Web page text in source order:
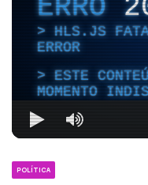
ERRO
HLS.JS
ERROR
ESTE
MOMENTO
POLÍTICA